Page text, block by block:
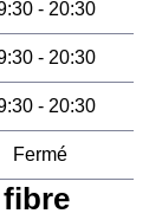
- 20:30
- 20:30
- 20:30
Fermé